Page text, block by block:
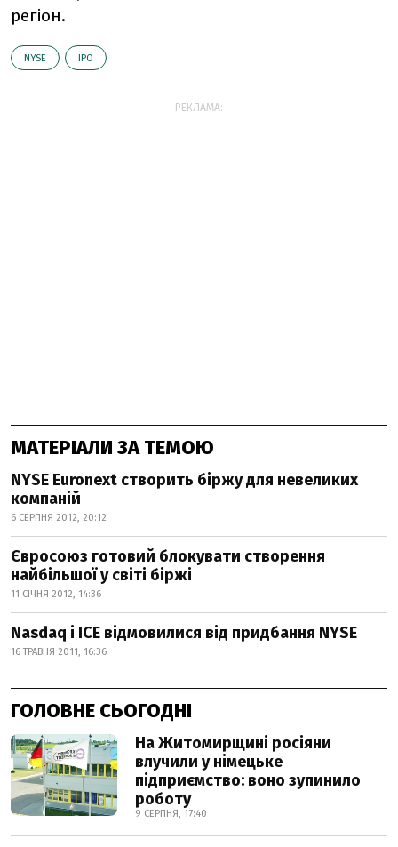
регіон.
NYSE IPO
РЕКЛАМА:
МАТЕРІАЛИ ЗА ТЕМОЮ
NYSE Euronext створить біржу для невеликих
компаній
6 СЕРПНЯ 2012, 20:12
Євросоюз готовий блокувати створення
найбільшої у світі біржі
11 СІЧНЯ 2012, 14:36
Nasdaq і ICE відмовилися від придбання NYSE
16 ТРАВНЯ 2011, 16:36
ГОЛОВНЕ СЬОГОДНІ
На Житомирщині росіяни
влучили у німецьке
підприємство: воно зупинило
роботу
9 СЕРПНЯ, 17:40